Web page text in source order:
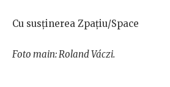
Cu susținerea Zpațiu/Space
Foto main: Roland Váczi.